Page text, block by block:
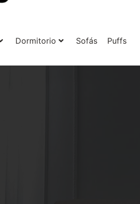
Dormitorio Sofás Puffs